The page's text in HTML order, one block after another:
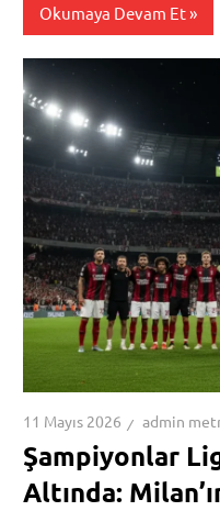
Okumaya Devam Et
11 Mayıs 2026 admin
Şampiyonlar
Altında: